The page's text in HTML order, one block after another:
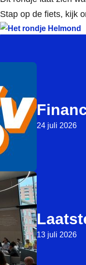
Stap op de fiets, kijk
24 juli 2026
13 juli 2026